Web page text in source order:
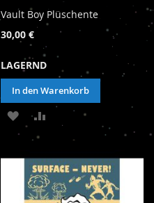
Vault Boy Plüschente
30,00 €
LAGERND
In den Warenkorb
ZUR
WUNSCHLISTE
HINZUFÜGEN
VERGLEICHSLISTE
HINZUFÜGEN